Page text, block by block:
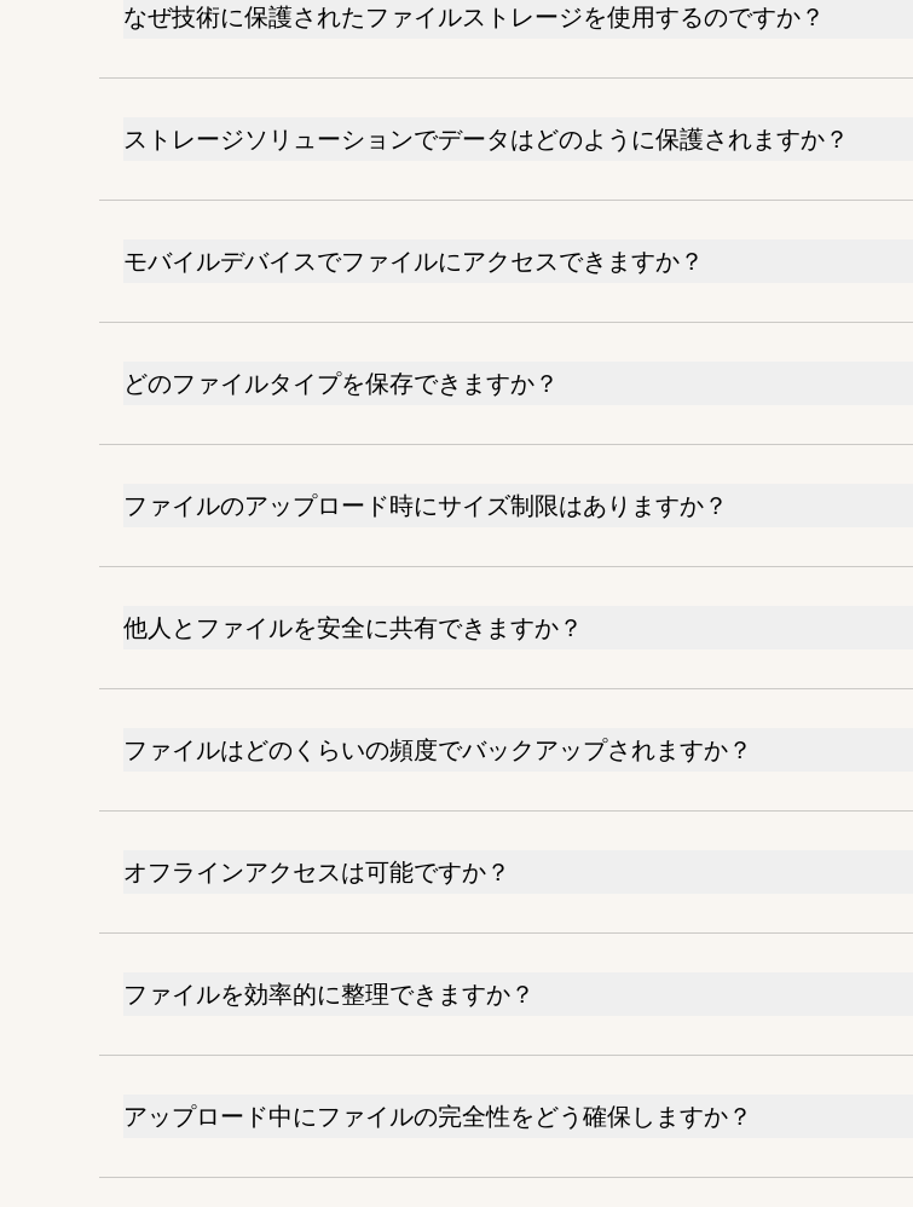
なぜ技術に保護されたファイルストレージを使用するのですか？
ストレージソリューションでデータはどのように保護されますか？
モバイルデバイスでファイルにアクセスできますか？
どのファイルタイプを保存できますか？
ファイルのアップロード時にサイズ制限はありますか？
他人とファイルを安全に共有できますか？
ファイルはどのくらいの頻度でバックアップされますか？
オフラインアクセスは可能ですか？
ファイルを効率的に整理できますか？
アップロード中にファイルの完全性をどう確保しますか？